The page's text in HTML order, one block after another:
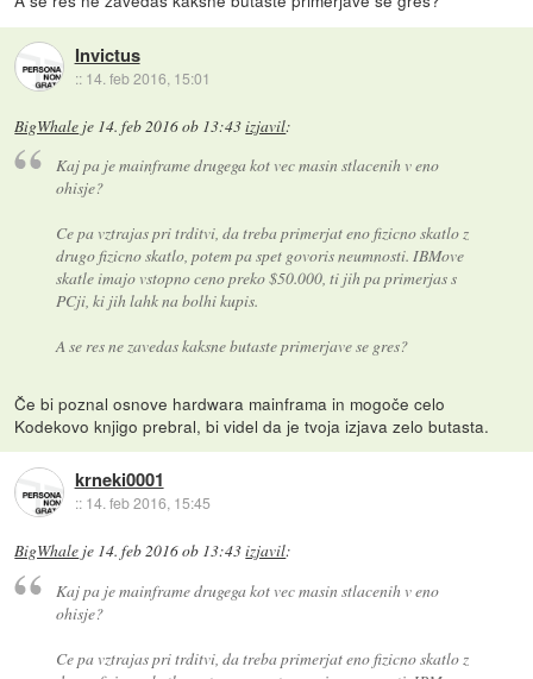
Invictus
:: 14. feb 2016, 15:01
BigWhale je 14. feb 2016 ob 13:43izjavil:
Kaj pa je mainframe drugega kot vec masin stlacenih v eno
ohisje?
Ce pa vztrajas pri trditvi, da treba primerjat eno fizicno skatlo z
drugo fizicno skatlo, potem pa spet govoris neumnosti. IBMove
skatle imajo vstopno ceno preko $50.000, ti jih pa primerjas s
PCji, ki jih lahk na bolhi kupis.
A se res ne zavedas kaksne butaste primerjave se gres?
Če bi poznal osnove hardwara mainframa in mogoče celo
Kodekovo knjigo prebral, bi videl da je tvoja izjava zelo butasta.
krneki0001
:: 14. feb 2016, 15:45
BigWhale je 14. feb 2016 ob 13:43izjavil:
Kaj pa je mainframe drugega kot vec masin stlacenih v eno
ohisje?
Ce pa vztrajas pri trditvi, da treba primerjat eno fizicno skatlo z